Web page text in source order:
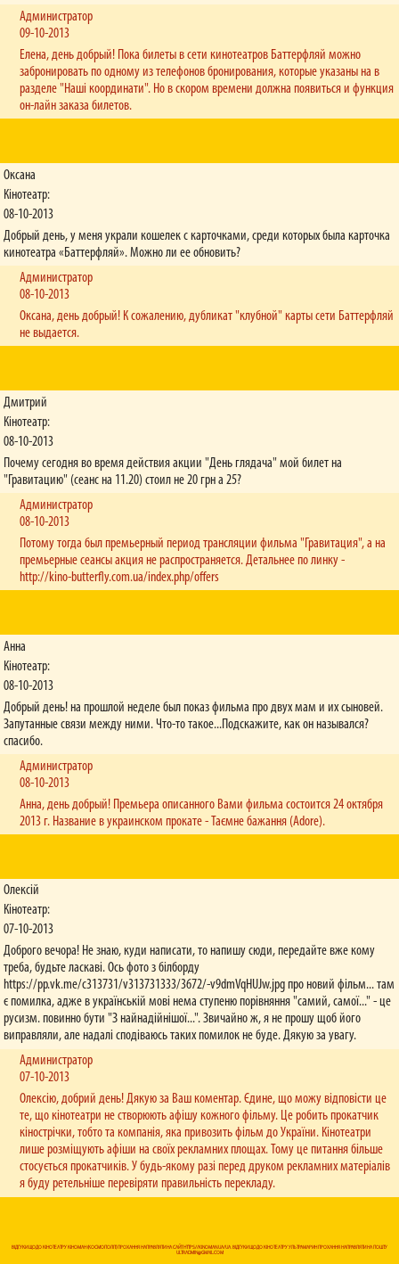
Администратор
09-10-2013
Елена, день добрый! Пока билеты в сети кинотеатров Баттерфляй можно
забронировать по одному из телефонов бронирования, которые указаны на в
разделе "Наші координати". Но в скором времени должна появиться и функция
он-лайн заказа билетов.
Оксана
Кінотеатр:
08-10-2013
Добрый день, у меня украли кошелек с карточками, среди которых была карточка
кинотеатра «Баттерфляй». Можно ли ее обновить?
Администратор
08-10-2013
Оксана, день добрый! К сожалению, дубликат "клубной" карты сети Баттерфляй
не выдается.
Дмитрий
Кінотеатр:
08-10-2013
Почему сегодня во время действия акции "День глядача" мой билет на
"Гравитацию" (сеанс на 11.20) стоил не 20 грн а 25?
Администратор
08-10-2013
Потому тогда был премьерный период трансляции фильма "Гравитация", а на
премьерные сеансы акция не распространяется. Детальнее по линку -
http://kino-butterfly.com.ua/index.php/offers
Анна
Кінотеатр:
08-10-2013
Добрый день! на прошлой неделе был показ фильма про двух мам и их сыновей.
Запутанные связи между ними. Что-то такое...Подскажите, как он назывался?
спасибо.
Администратор
08-10-2013
Анна, день добрый! Премьера описанного Вами фильма состоится 24 октября
2013 г. Название в украинском прокате - Таємне бажання (Adore).
Олексій
Кінотеатр:
07-10-2013
Доброго вечора! Не знаю, куди написати, то напишу сюди, передайте вже кому
треба, будьте ласкаві. Ось фото з білборду
https://pp.vk.me/c313731/v313731333/3672/-v9dmVqHUJw.jpg про новий фільм... там
є помилка, адже в українській мові нема ступеню порівняння "самий, самої..." - це
русизм. повинно бути "З найнадійнішої...". Звичайно ж, я не прошу щоб його
виправляли, але надалі сподіваюсь таких помилок не буде. Дякую за увагу.
Администратор
07-10-2013
Олексію, добрий день! Дякую за Ваш коментар. Єдине, що можу відповісти це
те, що кінотеатри не створюють афішу кожного фільму. Це робить прокатчик
кінострічки, тобто та компанія, яка привозить фільм до України. Кінотеатри
лише розміщують афіши на своїх рекламних площах. Тому це питання більше
стосується прокатчиків. У будь-якому разі перед друком рекламних матеріалів
я буду ретельніше перевіряти правильність перекладу.
ВІДГУКИ ЩОДО КІНОТЕАТРУ КІНОМАН (КОСМОПОЛІТ) ПРОХАННЯ НАПРАВЛЯТИ НА САЙТ HTTPS://KINOMAN.UA/UA. ВІДГУКИ ЩОДО КІНОТЕАТРУ УЛЬТРАМАРИН ПРОХАННЯ НАПРАВЛЯТИ НА ПОШТУ
ULTRADMIN@GMAIL.COM